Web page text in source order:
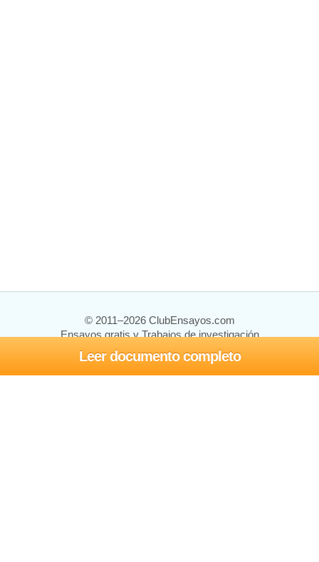
Leer documento completo
© 2011–2026 ClubEnsayos.com
Ensayos gratis y Trabajos de investigación